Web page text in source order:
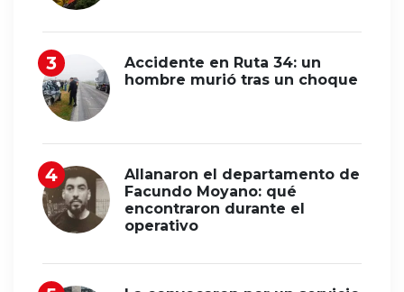
Accidente en Ruta 34: un
hombre murió tras un choque
Allanaron el departamento de
Facundo Moyano: qué
encontraron durante el
operativo